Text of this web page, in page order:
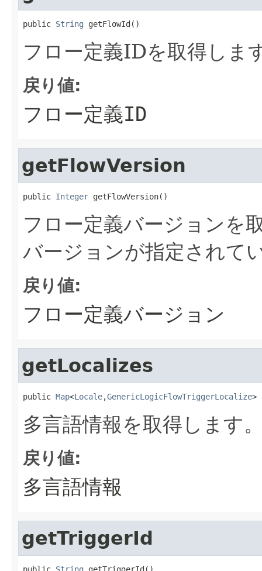
public String getFlowId()
フロー定義IDを取得しま
戻り値:
フロー定義ID
getFlowVersion
public Integer getFlowVersion()
フロー定義バージョンを
バージョンが指定されて
戻り値:
フロー定義バージョン
getLocalizes
public Map<Locale,GenericLogicFlowTriggerLocalize>
多言語情報を取得します
戻り値:
多言語情報
getTriggerId
public String getTriggerId()